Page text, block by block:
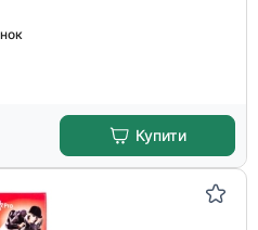
Купити